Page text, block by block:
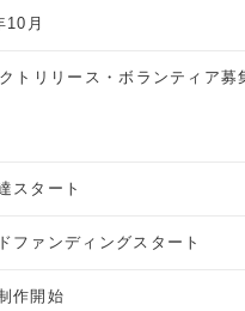
10月
トリリース・ボランティア募
タート
ンディングスタート
開始